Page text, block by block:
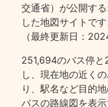
交通省）が公開す
した地図サイトです
（最終更新日：
251,694のバス停
し、現在地の近く
り、駅名など目的
バスの路線図を表示